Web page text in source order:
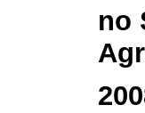
no